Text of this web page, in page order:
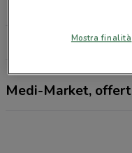
Medi-Market,
Mostra finalità